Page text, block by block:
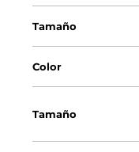
Tamaño
Color
Tamaño